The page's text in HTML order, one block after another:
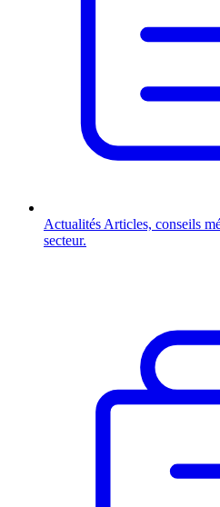
Actualités Articles, conseils
secteur.